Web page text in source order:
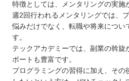
特徴としては、メンタリングの実施
週2回行われるメンタリングでは、
悩みだけでなく、転職や将来につい
す。
テックアカデミーでは、副業の斡旋
ポートも豊富です。
プログラミングの習得に加え、その